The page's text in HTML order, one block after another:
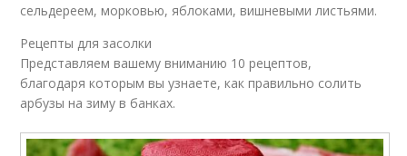
сельдереем, морковью, яблоками, вишневыми листьями.
Рецепты для засолки
Представляем вашему вниманию 10 рецептов,
благодаря которым вы узнаете, как правильно солить
арбузы на зиму в банках.